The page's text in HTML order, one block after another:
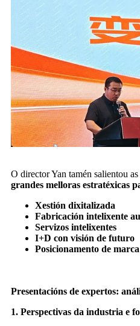
O director Yan tamén salientou
grandes melloras estratéxicas
Xestión dixitalizada
Fabricación intelixente
Servizos intelixentes
I+D con visión de futuro
Posicionamento de
Presentacións de expertos:
1. Perspectivas da industria e